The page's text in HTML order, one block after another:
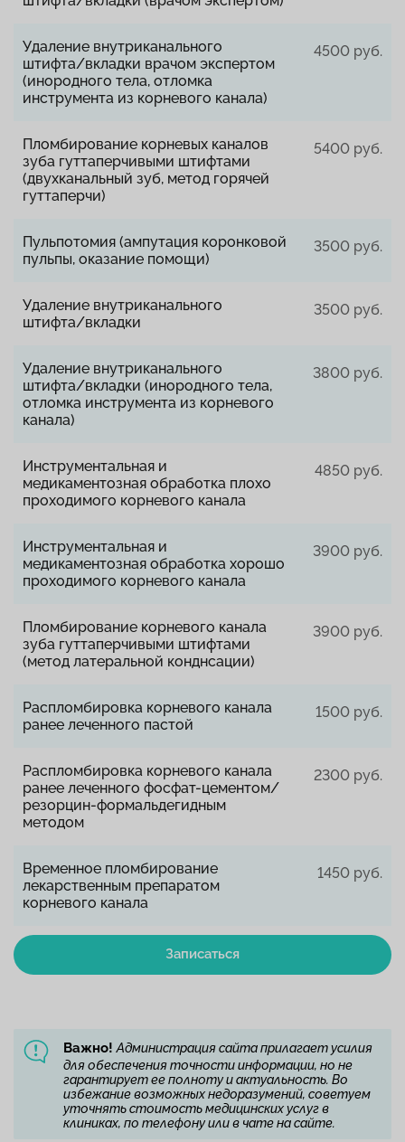
Удаление внутриканального
штифта/вкладки врачом экспертом
(инородного тела, отломка
инструмента из корневого канала)
4500 руб.
Пломбирование корневых каналов
зуба гуттаперчивыми штифтами
(двухканальный зуб, метод горячей
гуттаперчи)
5400 руб.
Пульпотомия (ампутация коронковой
пульпы, оказание помощи)
3500 руб.
Удаление внутриканального
штифта/вкладки
3500 руб.
Удаление внутриканального
штифта/вкладки (инородного тела,
отломка инструмента из корневого
канала)
3800 руб.
Инструментальная и
медикаментозная обработка плохо
проходимого корневого канала
4850 руб.
Инструментальная и
медикаментозная обработка хорошо
проходимого корневого канала
3900 руб.
Пломбирование корневого канала
зуба гуттаперчивыми штифтами
(метод латеральной конднсации)
3900 руб.
Распломбировка корневого канала
ранее леченного пастой
1500 руб.
Распломбировка корневого канала
ранее леченного фосфат-цементом/
резорцин-формальдегидным
методом
2300 руб.
Временное пломбирование
лекарственным препаратом
корневого канала
1450 руб.
Записаться
Важно! Администрация сайта прилагает усилия
для обеспечения точности информации, но не
гарантирует ее полноту и актуальность. Во
избежание возможных недоразумений, советуем
уточнять стоимость медицинских услуг в
клиниках, по телефону или в чате на сайте.